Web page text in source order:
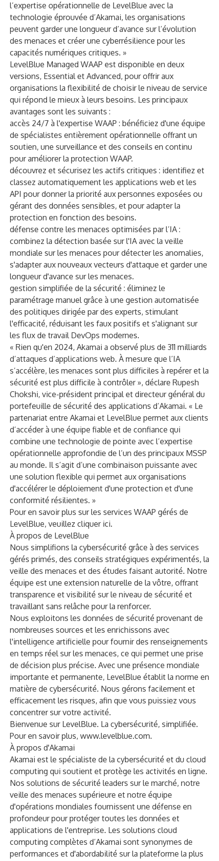
l’expertise opérationnelle de LevelBlue avec la
technologie éprouvée d’Akamai, les organisations
peuvent garder une longueur d’avance sur l’évolution
des menaces et créer une cyberrésilience pour les
capacités numériques critiques. »
LevelBlue Managed WAAP est disponible en deux
versions, Essential et Advanced, pour offrir aux
organisations la flexibilité de choisir le niveau de service
qui répond le mieux à leurs besoins. Les principaux
avantages sont les suivants :
accès 24/7 à l'expertise WAAP : bénéficiez d'une équipe
de spécialistes entièrement opérationnelle offrant un
soutien, une surveillance et des conseils en continu
pour améliorer la protection WAAP.
découvrez et sécurisez les actifs critiques : identifiez et
classez automatiquement les applications web et les
API pour donner la priorité aux personnes exposées ou
gérant des données sensibles, et pour adapter la
protection en fonction des besoins.
défense contre les menaces optimisées par l’IA :
combinez la détection basée sur l'IA avec la veille
mondiale sur les menaces pour détecter les anomalies,
s'adapter aux nouveaux vecteurs d'attaque et garder une
longueur d'avance sur les menaces.
gestion simplifiée de la sécurité : éliminez le
paramétrage manuel grâce à une gestion automatisée
des politiques dirigée par des experts, stimulant
l'efficacité, réduisant les faux positifs et s'alignant sur
les flux de travail DevOps modernes.
« Rien qu'en 2024, Akamai a observé plus de 311 milliards
d’attaques d’applications web. À mesure que l’IA
s’accélère, les menaces sont plus difficiles à repérer et la
sécurité est plus difficile à contrôler », déclare Rupesh
Chokshi, vice-président principal et directeur général du
portefeuille de sécurité des applications d’Akamai. « Le
partenariat entre Akamai et LevelBlue permet aux clients
d’accéder à une équipe fiable et de confiance qui
combine une technologie de pointe avec l’expertise
opérationnelle approfondie de l’un des principaux MSSP
au monde. Il s’agit d’une combinaison puissante avec
une solution flexible qui permet aux organisations
d'accélérer le déploiement d'une protection et d'une
conformité résilientes. »
Pour en savoir plus sur les services WAAP gérés de
LevelBlue, veuillez cliquer ici.
À propos de LevelBlue
Nous simplifions la cybersécurité grâce à des services
gérés primés, des conseils stratégiques expérimentés, la
veille des menaces et des études faisant autorité. Notre
équipe est une extension naturelle de la vôtre, offrant
transparence et visibilité sur le niveau de sécurité et
travaillant sans relâche pour la renforcer.
Nous exploitons les données de sécurité provenant de
nombreuses sources et les enrichissons avec
l'intelligence artificielle pour fournir des renseignements
en temps réel sur les menaces, ce qui permet une prise
de décision plus précise. Avec une présence mondiale
importante et permanente, LevelBlue établit la norme en
matière de cybersécurité. Nous gérons facilement et
efficacement les risques, afin que vous puissiez vous
concentrer sur votre activité.
Bienvenue sur LevelBlue. La cybersécurité, simplifiée.
Pour en savoir plus, www.levelblue.com.
À propos d'Akamai
Akamai est le spécialiste de la cybersécurité et du cloud
computing qui soutient et protège les activités en ligne.
Nos solutions de sécurité leaders sur le marché, notre
veille des menaces supérieure et notre équipe
d'opérations mondiales fournissent une défense en
profondeur pour protéger toutes les données et
applications de l'entreprise. Les solutions cloud
computing complètes d’Akamai sont synonymes de
performances et d'abordabilité sur la plateforme la plus